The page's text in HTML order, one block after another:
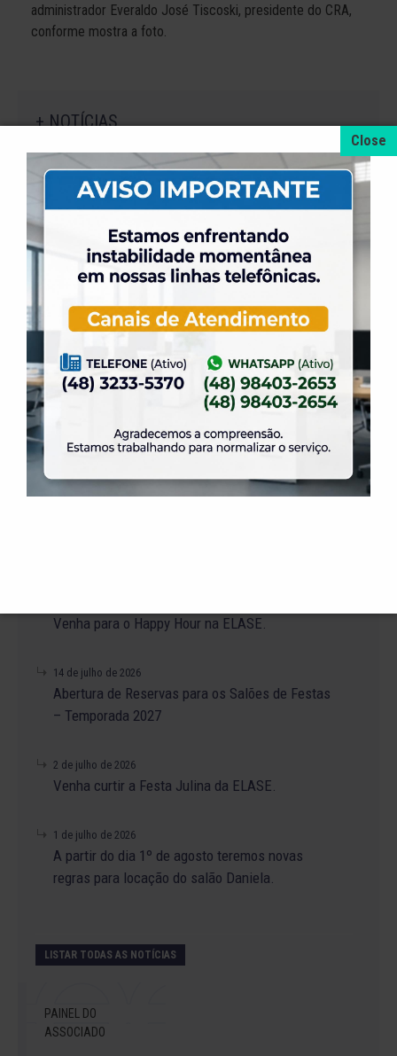
administrador Everaldo José Tiscoski, presidente do CRA,
conforme mostra a foto.
+ NOTÍCIAS
A promoção da taxa de adesão foi prorrogada
até dia 31 de Agosto.
31 de julho de 2026
Dia dos Pais é na ELASE, venha se divertir com
Venha para a Feijoada na ELASE.
Alteração no Regimento do Campo de Futebol
Venha para o Happy Hour na ELASE.
14 de julho de 2026
Abertura de Reservas para os Salões de Festas
– Temporada 2027
2 de julho de 2026
Venha curtir a Festa Julina da ELASE.
1 de julho de 2026
A partir do dia 1º de agosto teremos novas
regras para locação do salão Daniela.
LISTAR TODAS AS NOTÍCIAS
PAINEL DO
ASSOCIADO